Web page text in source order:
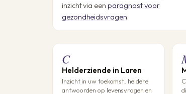
inzicht via een paragnost voor
gezondheidsvragen.
C
Helderziende in Laren
Inzicht in uw toekomst, heldere
antwoorden op levensvragen en